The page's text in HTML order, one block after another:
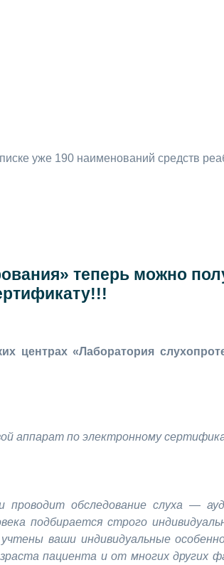
уже 190 наименований средств
теперь можно
центрах «Лаборатория
аппарат по электронному
проводит обследование слуха —
подбирается строго
ваши индивидуальные
пациента и от многих других